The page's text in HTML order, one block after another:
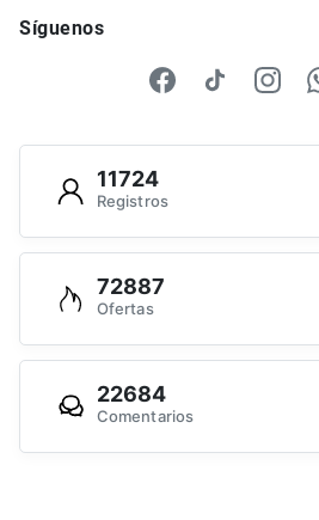
Síguenos
11724
Registros
72887
Ofertas
22684
Comentarios